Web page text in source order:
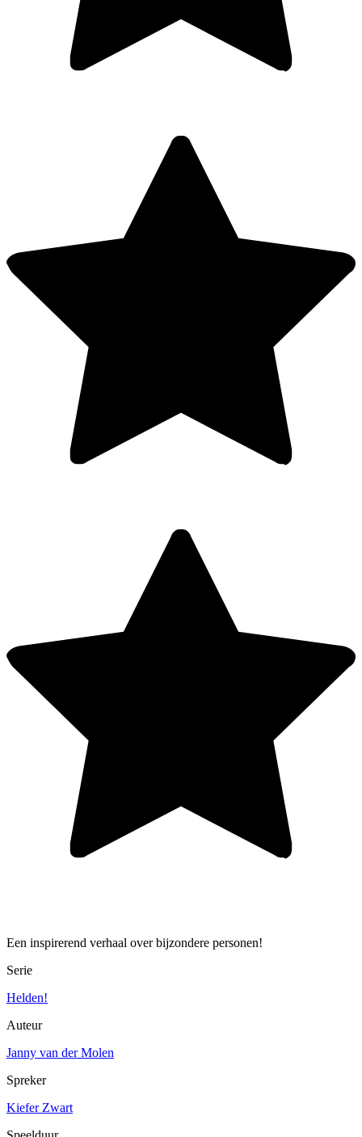
Een inspirerend verhaal over bijzondere personen!
Serie
Helden!
Auteur
Janny van der Molen
Spreker
Kiefer Zwart